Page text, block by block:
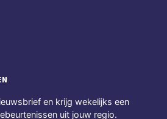
en krijg wekelijks een
uit jouw regio.